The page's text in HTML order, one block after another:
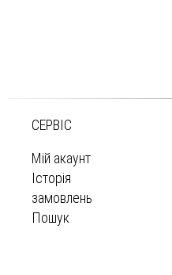
СЕРВІС
Мій акаунт
Історія
замовлень
Пошук